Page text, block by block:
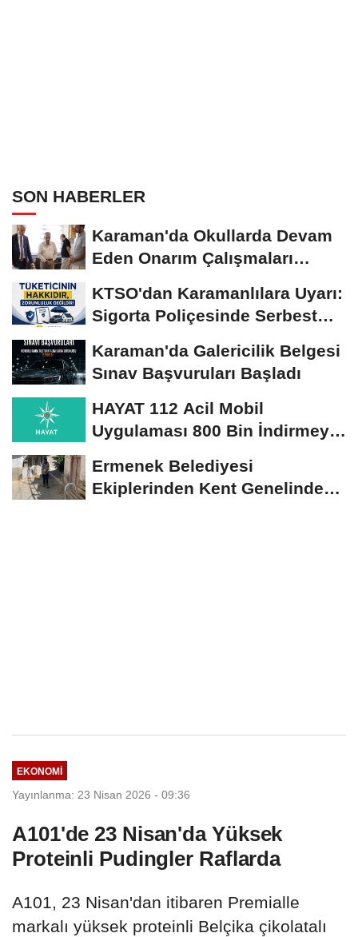
SON HABERLER
Karaman'da Okullarda Devam
Eden Onarım Çalışmaları
KTSO'dan Karamanlılara Uyarı:
Sigorta Poliçesinde Serbest
Karaman'da Galericilik Belgesi
Sınav Başvuruları Başladı
HAYAT 112 Acil Mobil
Uygulaması 800 Bin İndirmeyi
Ermenek Belediyesi
Ekiplerinden Kent Genelinde
EKONOMI
Yayınlanma: 23 Nisan 2026 - 09:36
A101'de 23 Nisan'da Yüksek
Proteinli Pudingler Raflarda
A101, 23 Nisan'dan itibaren Premialle
markalı yüksek proteinli Belçika çikolatalı